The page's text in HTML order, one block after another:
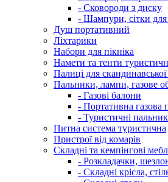
- Сковороди з диску
- Шампури, сітки
Душ портативний
Ліхтарики
Набори для пікніка
Намети та тенти
Палиці для
Пальники, лампи, газове
- Газові балони
- Портативна газова
- Туристичні
Питна система туристична
Пристрої від комарів
Складні та кемпінгові
- Розкладачки,
- Складні крісла,